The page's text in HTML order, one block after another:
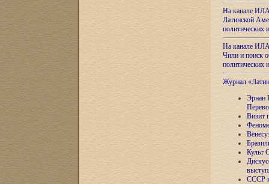
На канале
Латинской
На канале
Чили и поиск
Журнал
Эрнан
Визит
Культ
СССР и